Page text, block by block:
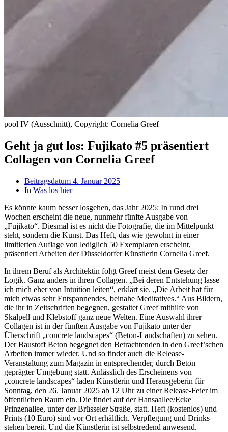
pool IV (Ausschnitt), Copyright: Cornelia Greef
Geht ja gut los: Fujikato #5 präsentiert
Collagen von Cornelia Greef
Beitragsdatum 4. Januar 2025
In Was los hier
Es könnte kaum besser losgehen, das Jahr 2025: In rund drei
Wochen erscheint die neue, nunmehr fünfte Ausgabe von
„Fujikato“. Diesmal ist es nicht die Fotografie, die im Mittelpunkt
steht, sondern die Kunst. Das Heft, das wie gewohnt in einer
limitierten Auflage von lediglich 50 Exemplaren erscheint,
präsentiert Arbeiten der Düsseldorfer Künstlerin Cornelia Greef.
In ihrem Beruf als Architektin folgt Greef meist dem Gesetz der
Logik. Ganz anders in ihren Collagen. „Bei deren Entstehung lasse
ich mich eher von Intuition leiten“, erklärt sie. „Die Arbeit hat für
mich etwas sehr Entspannendes, beinahe Meditatives.“ Aus Bildern,
die ihr in Zeitschriften begegnen, gestaltet Greef mithilfe von
Skalpell und Klebstoff ganz neue Welten. Eine Auswahl ihrer
Collagen ist in der fünften Ausgabe von Fujikato unter der
Überschrift „concrete landscapes“ (Beton-Landschaften) zu sehen.
Der Baustoff Beton begegnet den Betrachtenden in den Greef’schen
Arbeiten immer wieder. Und so findet auch die Release-
Veranstaltung zum Magazin in entsprechender, durch Beton
geprägter Umgebung statt. Anlässlich des Erscheinens von
„concrete landscapes“ laden Künstlerin und Herausgeberin für
Sonntag, den 26. Januar 2025 ab 12 Uhr zu einer Release-Feier im
öffentlichen Raum ein. Die findet auf der Hansaallee/Ecke
Prinzenallee, unter der Brüsseler Straße, statt. Heft (kostenlos) und
Prints (10 Euro) sind vor Ort erhältlich. Verpflegung und Drinks
stehen bereit. Und die Künstlerin ist selbstredend anwesend.